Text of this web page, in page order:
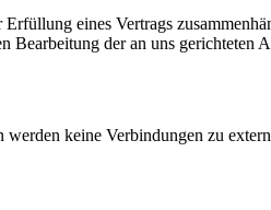
eines Vertrags
Bearbeitung der an uns
keine Verbindungen zu